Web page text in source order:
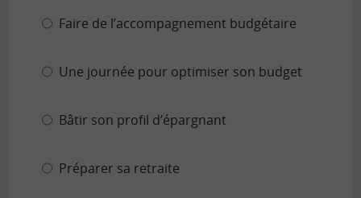
Faire de l’accompagnement budgétaire
Une journée pour optimiser son budget
Bâtir son profil d’épargnant
Préparer sa retraite